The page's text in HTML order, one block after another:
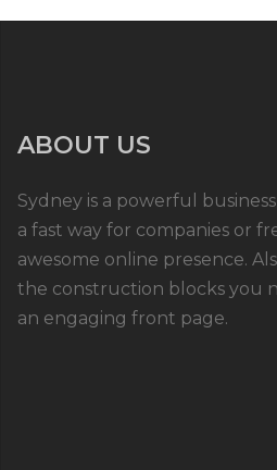
ABOUT US
Sydney is a powerful
a fast way for companies or
awesome online presence.
the construction blocks you
an engaging front page.